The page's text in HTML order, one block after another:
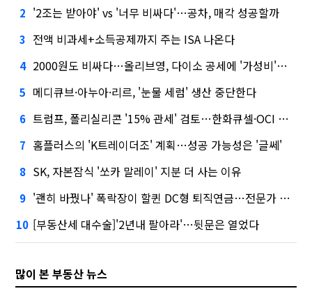
2 '2조는 받아야' vs '너무 비싸다'…공차, 매각 성공할까
3 전액 비과세+소득공제까지 주는 ISA 나온다
4 2000원도 비싸다…올리브영, 다이소 공세에 '가성비'로 맞불
5 메디큐브·아누아·리르, '눈물 세럼' 생산 중단한다
6 트럼프, 폴리실리콘 '15% 관세' 검토…한화큐셀·OCI 영향은?
7 홈플러스의 'K트레이더조' 계획…성공 가능성은 '글쎄'
8 SK, 자본잠식 '쏘카 말레이' 지분 더 사는 이유
9 '괜히 바꿨나' 폭락장이 할퀸 DC형 퇴직연금…전문가 조언은
10 [부동산세 대수술]'2년내 팔아라'…뒷문은 열었다
많이 본 부동산 뉴스